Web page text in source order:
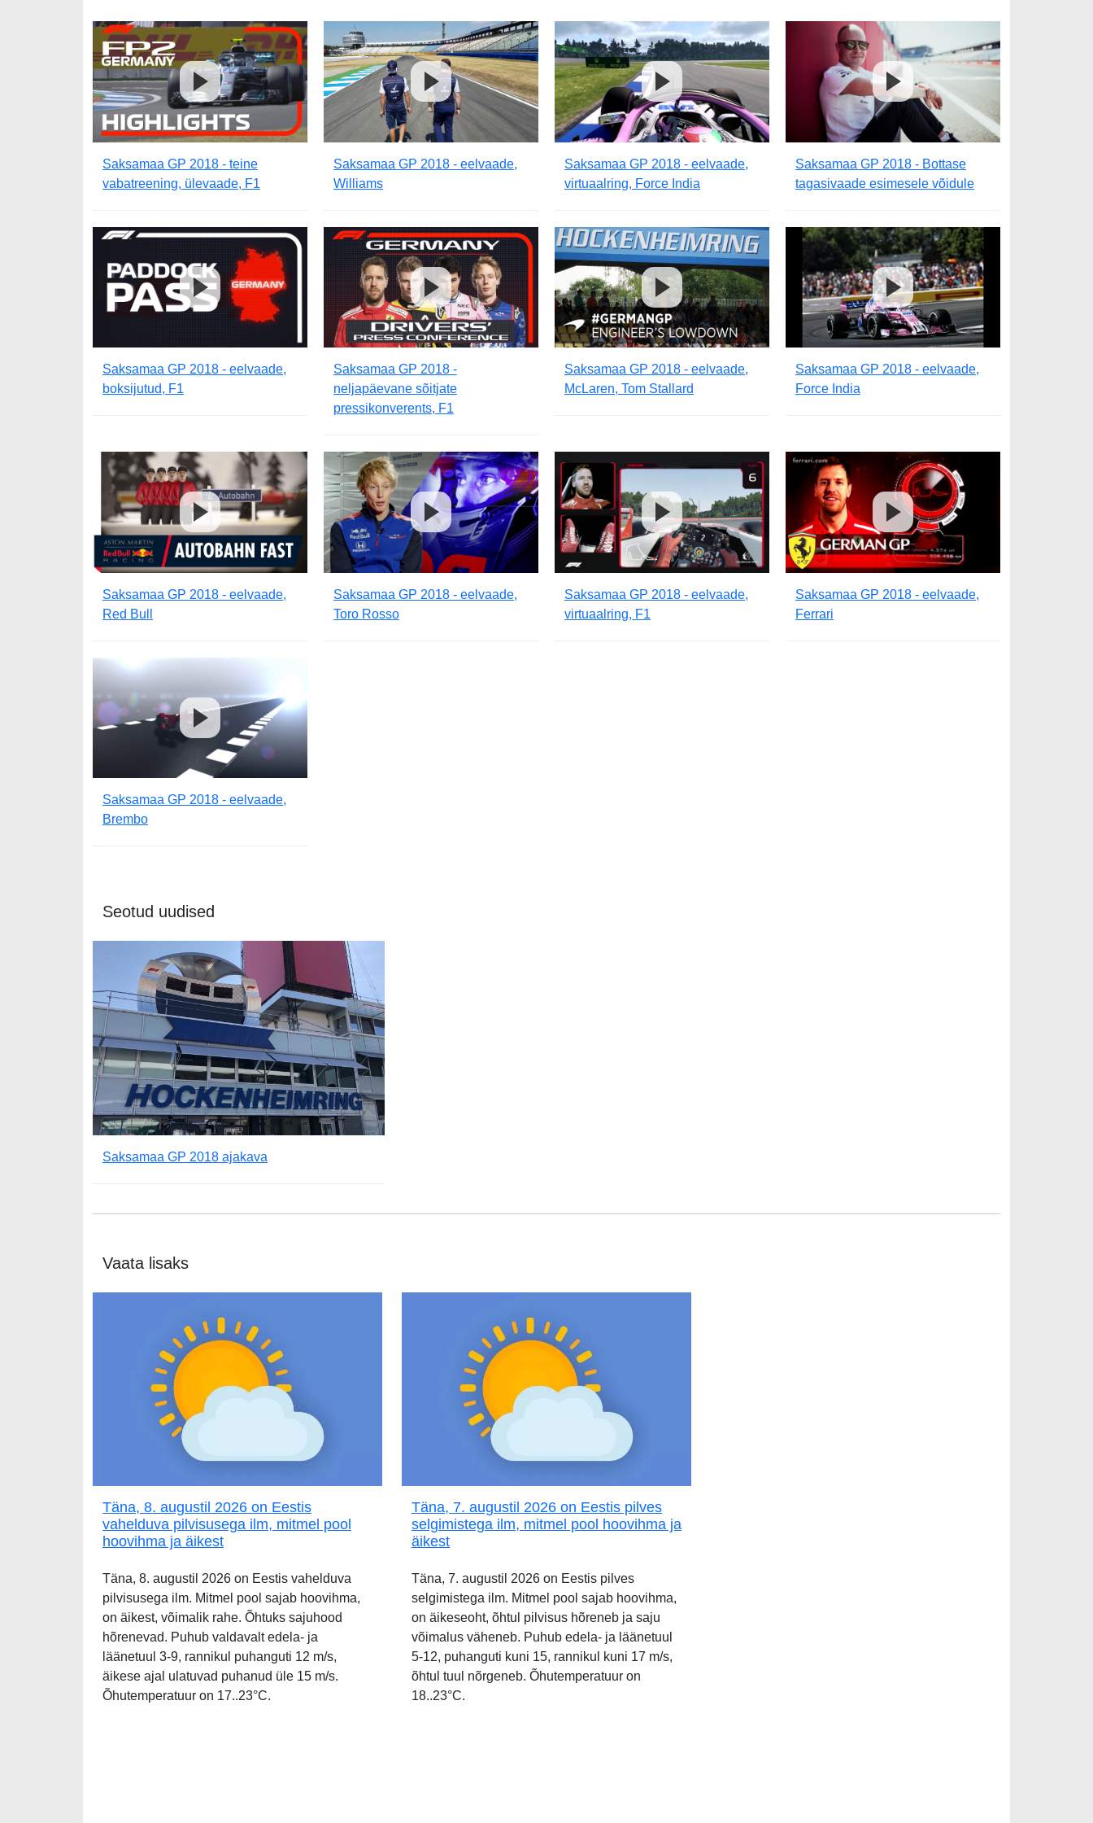
Saksamaa GP 2018 - teine
vabatreening, ülevaade, F1
Saksamaa GP 2018 - eelvaade,
Williams
Saksamaa GP 2018 - eelvaade,
virtuaalring, Force India
Saksamaa GP 2018 - Bottase
tagasivaade esimesele võidule
Saksamaa GP 2018 - eelvaade,
boksijutud, F1
Saksamaa GP 2018 -
neljapäevane sõitjate
pressikonverents, F1
Saksamaa GP 2018 - eelvaade,
McLaren, Tom Stallard
Saksamaa GP 2018 - eelvaade,
Force India
Saksamaa GP 2018 - eelvaade,
Red Bull
Saksamaa GP 2018 - eelvaade,
Toro Rosso
Saksamaa GP 2018 - eelvaade,
virtuaalring, F1
Saksamaa GP 2018 - eelvaade,
Ferrari
Saksamaa GP 2018 - eelvaade,
Brembo
Seotud uudised
Saksamaa GP 2018 ajakava
Vaata lisaks
Täna, 8. augustil 2026 on Eestis
vahelduva pilvisusega ilm, mitmel pool
hoovihma ja äikest
Täna, 8. augustil 2026 on Eestis vahelduva
pilvisusega ilm. Mitmel pool sajab hoovihma,
on äikest, võimalik rahe. Õhtuks sajuhood
hõrenevad. Puhub valdavalt edela- ja
läänetuul 3-9, rannikul puhanguti 12 m/s,
äikese ajal ulatuvad puhanud üle 15 m/s.
Õhutemperatuur on 17..23°C.
Täna, 7. augustil 2026 on Eestis pilves
selgimistega ilm, mitmel pool hoovihma ja
äikest
Täna, 7. augustil 2026 on Eestis pilves
selgimistega ilm. Mitmel pool sajab hoovihma,
on äikeseoht, õhtul pilvisus hõreneb ja saju
võimalus väheneb. Puhub edela- ja läänetuul
5-12, puhanguti kuni 15, rannikul kuni 17 m/s,
õhtul tuul nõrgeneb. Õhutemperatuur on
18..23°C.